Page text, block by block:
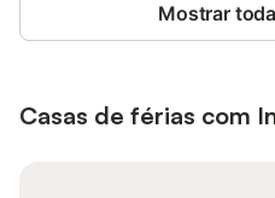
Mostrar
Casas de férias com